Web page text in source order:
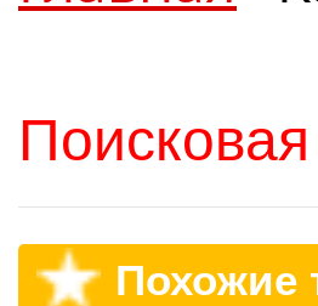
Похожие